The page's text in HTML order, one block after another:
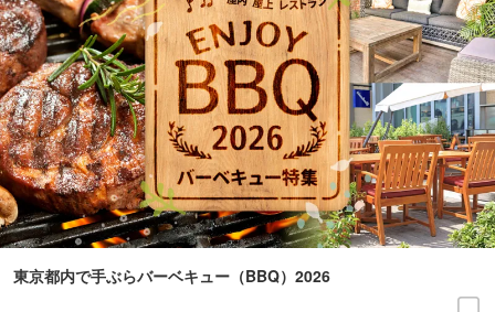
東京都内で手ぶらバーベキュー（BBQ）2026